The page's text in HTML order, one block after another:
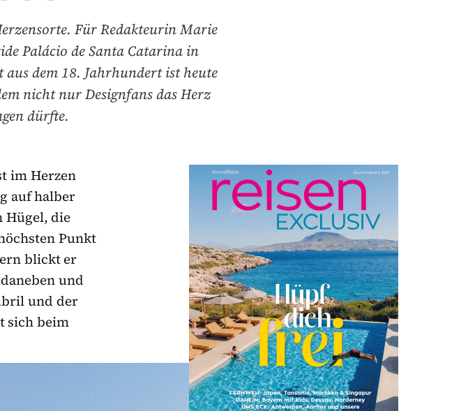
Für Redakteurin Marie
Palácio de Santa Catarina in
dem 18. Jahrhundert ist heute
nicht nur Designfans das Herz
dürfte.
im Herzen
auf halber
Hügel, die
Punkt
blickt er
und
und der
sich beim